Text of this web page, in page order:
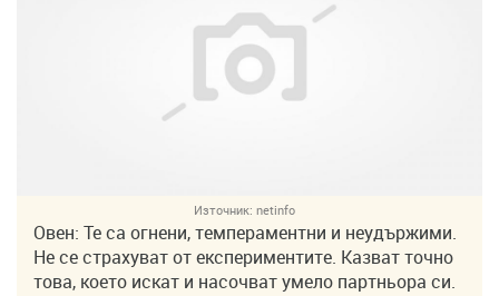
Източник: netinfo
Овен: Те са огнени, темпераментни и неудържими.
Не се страхуват от експериментите. Казват точно
това, което искат и насочват умело партньора си.